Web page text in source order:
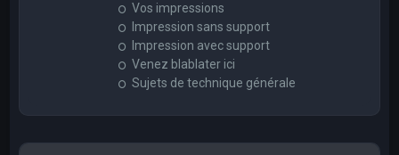
Vos impressions
Impression sans support
Impression avec support
Venez blablater ici
Sujets de technique générale